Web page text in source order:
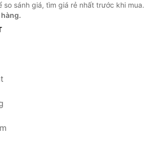
so sánh giá, tìm giá rẻ nhất trước khi mua.